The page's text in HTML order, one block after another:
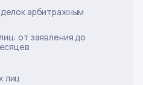
арбитражным
от заявления до
лиц